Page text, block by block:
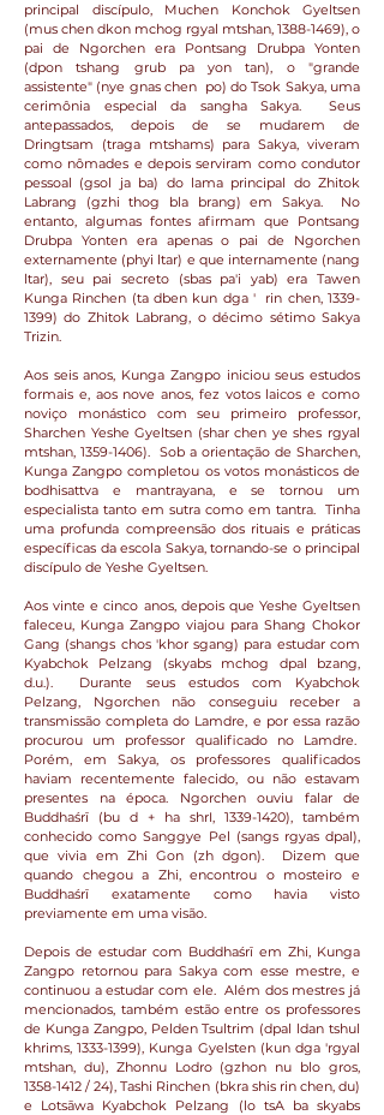
principal discípulo, Muchen Konchok Gyeltsen
(mus chen dkon mchog rgyal mtshan, 1388-1469), o
pai de Ngorchen era Pontsang Drubpa Yonten
(dpon tshang grub pa yon tan), o "grande
assistente" (nye gnas chen po) do Tsok Sakya, uma
cerimônia especial da sangha Sakya. Seus
antepassados, depois de se mudarem de
Dringtsam (traga mtshams) para Sakya, viveram
como nômades e depois serviram como condutor
pessoal (gsol ja ba) do lama principal do Zhitok
Labrang (gzhi thog bla brang) em Sakya. No
entanto, algumas fontes afirmam que Pontsang
Drubpa Yonten era apenas o pai de Ngorchen
externamente (phyi ltar) e que internamente (nang
ltar), seu pai secreto (sbas pa'i yab) era Tawen
Kunga Rinchen (ta dben kun dga ' rin chen, 1339-
1399) do Zhitok Labrang, o décimo sétimo Sakya
Trizin.
Aos seis anos, Kunga Zangpo iniciou seus estudos
formais e, aos nove anos, fez votos laicos e como
noviço monástico com seu primeiro professor,
Sharchen Yeshe Gyeltsen (shar chen ye shes rgyal
mtshan, 1359-1406). Sob a orientação de Sharchen,
Kunga Zangpo completou os votos monásticos de
bodhisattva e mantrayana, e se tornou um
especialista tanto em sutra como em tantra. Tinha
uma profunda compreensão dos rituais e práticas
específicas da escola Sakya, tornando-se o principal
discípulo de Yeshe Gyeltsen.
Aos vinte e cinco anos, depois que Yeshe Gyeltsen
faleceu, Kunga Zangpo viajou para Shang Chokor
Gang (shangs chos 'khor sgang) para estudar com
Kyabchok Pelzang (skyabs mchog dpal bzang,
d.u.). Durante seus estudos com Kyabchok
Pelzang, Ngorchen não conseguiu receber a
transmissão completa do Lamdre, e por essa razão
procurou um professor qualificado no Lamdre.
Porém, em Sakya, os professores qualificados
haviam recentemente falecido, ou não estavam
presentes na época. Ngorchen ouviu falar de
Buddhaśrī (bu d + ha shrI, 1339-1420), também
conhecido como Sanggye Pel (sangs rgyas dpal),
que vivia em Zhi Gon (zh dgon). Dizem que
quando chegou a Zhi, encontrou o mosteiro e
Buddhaśrī exatamente como havia visto
previamente em uma visão.
Depois de estudar com Buddhaśrī em Zhi, Kunga
Zangpo retornou para Sakya com esse mestre, e
continuou a estudar com ele. Além dos mestres já
mencionados, também estão entre os professores
de Kunga Zangpo, Pelden Tsultrim (dpal ldan tshul
khrims,1333-1399), Kunga Gyelsten (kun dga 'rgyal
mtshan, du), Zhonnu Lodro (gzhon nu blo gros,
1358-1412 / 24), Tashi Rinchen (bkra shis rin chen, du)
e Lotsāwa Kyabchok Pelzang (lo tsA ba skyabs